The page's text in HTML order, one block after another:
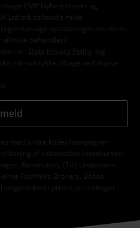
EMP Nyhedsbrevet og
Ltd må behandle mine
opdateringer om deres
blive behandlet i
i
Data Privacy Policy
. Jeg
mit samtykke tilbage ved at give
med andre koder/kampagner.
af rabatkoden i varekurven
Rammstein, (Till) Lindemann,
Fischfilet, Broilers, Böhse
velgørenhed i prisen, er undtaget